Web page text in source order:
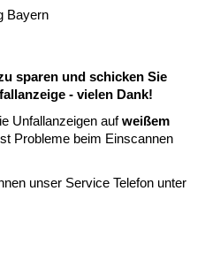
Bayern
sparen und schicken Sie
- vielen Dank!
Unfallanzeigen aufweißem
Probleme beim Einscannen
unser Service Telefon unter